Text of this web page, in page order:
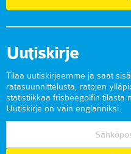
Uutiskirje
Tilaa uutiskirjeemme ja saat
ratasuunnittelusta, ratojen
statistiikkaa frisbeegolfin tilasta
Uutiskirje on vain englanniksi.